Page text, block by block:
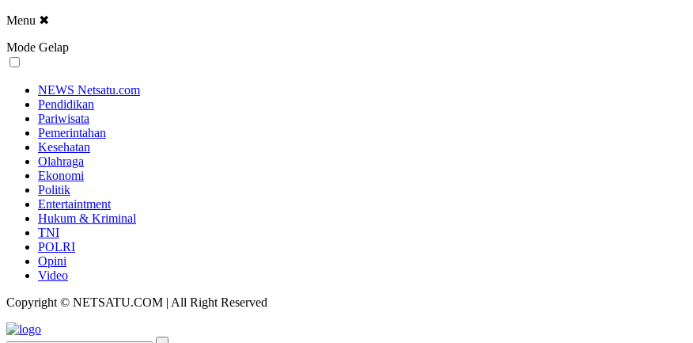
Menu ✖
Mode Gelap
NEWS Netsatu.com
Pendidikan
Pariwisata
Pemerintahan
Kesehatan
Olahraga
Ekonomi
Politik
Entertaintment
Hukum & Kriminal
TNI
POLRI
Opini
Video
Copyright © NETSATU.COM | All Right Reserved